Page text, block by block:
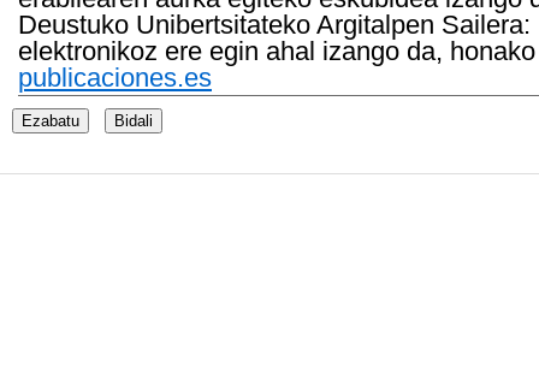
Deustuko Unibertsitateko Argitalpen
elektronikoz ere egin ahal izango da,
publicaciones.es
Ezabatu Bidali